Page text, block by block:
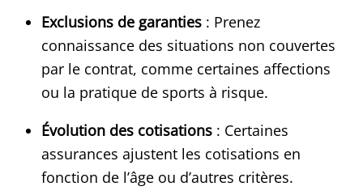
Exclusions de garanties : Prenez
connaissance des situations non couvertes
par le contrat, comme certaines affections
ou la pratique de sports à risque.​
Évolution des cotisations : Certaines
assurances ajustent les cotisations en
fonction de l’âge ou d’autres critères.​